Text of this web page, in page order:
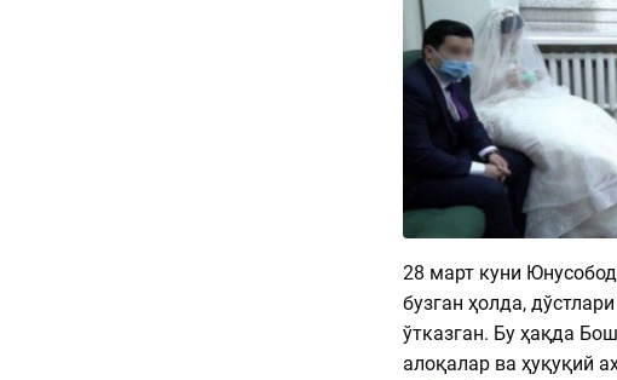
28 март куни
бузган ҳолда,
ўтказган. Бу ҳақда
алоқалар ва ҳуқуқий